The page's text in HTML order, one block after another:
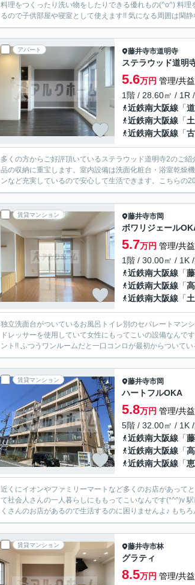
料理をつくったり洗い物をしたりできる優れもの(^o^) 料
るので子供部屋や寝室として使えます!! 気になる周囲は閑
アパート 藤井寺市道明寺
ステラウッド道明
5.6万円 管理/共
1階 / 28.60㎡ / 1R
近鉄南大阪線 「
近鉄南大阪線 「
近鉄南大阪線 「
多くの方からご好評頂いているステラウッド道明寺2のご
品の収納に重宝します。室内設備は洗面化粧台・浴室乾燥
ンなど充実しているので安心して生活できます。こちらの
賃貸マンション 藤井寺市岡
ボワリジェール
5.7万円 管理/共
1階 / 30.00㎡ / 1K
近鉄南大阪線 「
近鉄南大阪線 「
近鉄南大阪線 「
独立洗面台がついているお風呂トイレ別のセパレートマ
ドレッサーを使用していて女性にもってこいの設備なんで
ント!! ふつうワンルームだと一口コンロが最初からついて
賃貸マンション 藤井寺市岡
ハートフルOKA
5.8万円 管理/共
5階 / 32.00㎡ / 1K
近鉄南大阪線 「
近鉄南大阪線 「
近鉄南大阪線 「
近くにイオンやファミリーマートなど多くのお店があって
て社会人さんの一人暮らしにももってこいなんです(*^^)v
くさんのお店があるので生活するのに困りませんよ♪ もち
賃貸マンション 藤井寺市林
グラティ
8.5万円 管理/共